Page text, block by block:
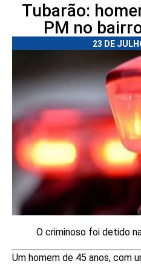
Tubarão:
PM no
23 DE
O criminoso foi detido
Um homem de 45 anos, com